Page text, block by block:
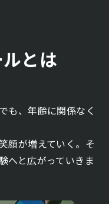
とは
も、年齢に関係なく
顔が増えていく。そ
へと広がっていきま